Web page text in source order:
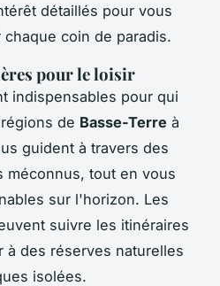
détaillés pour vous
coin de paradis.
pour le loisir
indispensables pour qui
de Basse-Terre à
guident à travers des
méconnus, tout en vous
sur l'horizon. Les
suivre les itinéraires
à des réserves naturelles
isolées.